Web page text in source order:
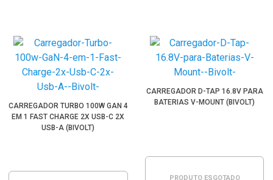
CARREGADOR TURBO 100W GAN 4
EM 1 FAST CHARGE 2X USB-C 2X
USB-A (BIVOLT)
CARREGADOR D-TAP 16.8V PARA
BATERIAS V-MOUNT (BIVOLT)
PRODUTO ESGOTADO